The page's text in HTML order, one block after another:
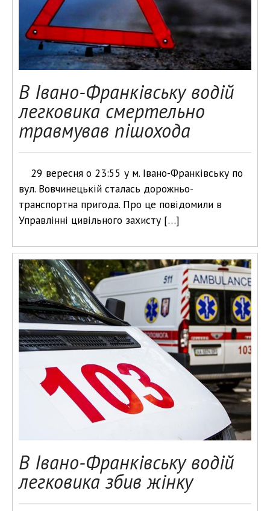
В Івано-Франківську водій
легковика смертельно
травмував пішохода
29 вересня о 23:55 у м. Івано-Франківську по
вул. Вовчинецькій сталась дорожньо-
транспортна пригода. Про це повідомили в
Управлінні цивільного захисту […]
В Івано-Франківську водій
легковика збив жінку